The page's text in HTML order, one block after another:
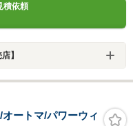
積依頼
】
ートマ/パワーウィ